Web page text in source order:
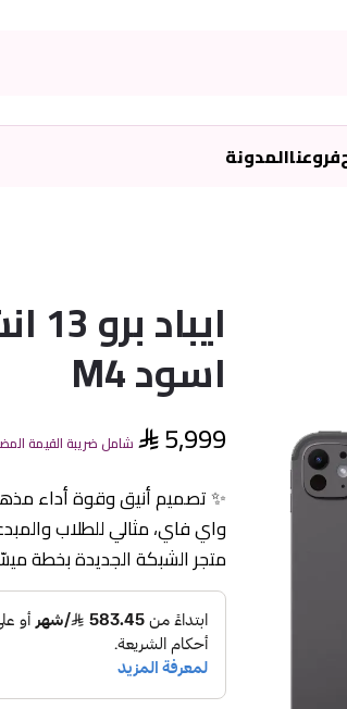
فروعناالمدونة
اسود M4
5,999 شامل ضريبة القيمة
واي فاي، مثالي للطلاب
متجر الشبكة الجديدة بخطة